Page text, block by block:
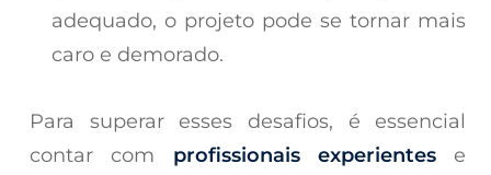
adequado, o projeto pode se tornar mais
caro e demorado.
Para superar esses desafios, é essencial
contar com profissionais experientese